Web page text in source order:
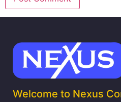
Welcome to Nexus